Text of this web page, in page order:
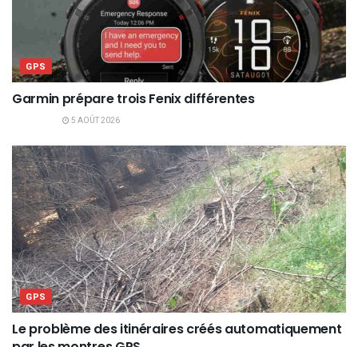
GPS
Garmin prépare trois Fenix différentes
5 AOÛT 2026
GPS
Le problème des itinéraires créés automatiquement